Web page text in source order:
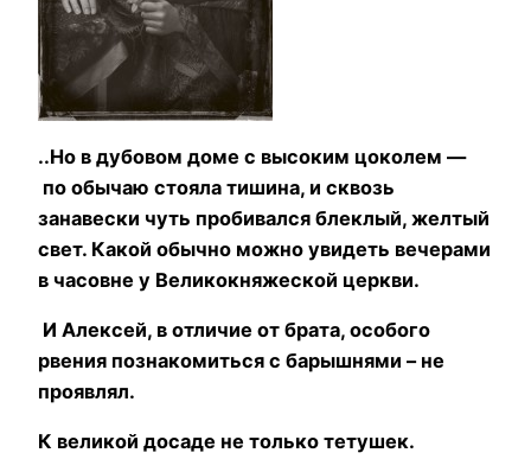
..Но в дубовом доме с высоким цоколем —
по обычаю стояла тишина, и сквозь
занавески чуть пробивался блеклый, желтый
свет. Какой обычно можно увидеть вечерами
в часовне у Великокняжеской церкви.
И Алексей, в отличие от брата, особого
рвения познакомиться с барышнями – не
проявлял.
К великой досаде не только тетушек.